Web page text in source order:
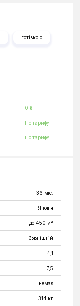
готівкою
0 ₴
По тарифу
По тарифу
36 міс.
Японія
до 450 м²
Зовнішній
4,1
7,5
немає
314 кг